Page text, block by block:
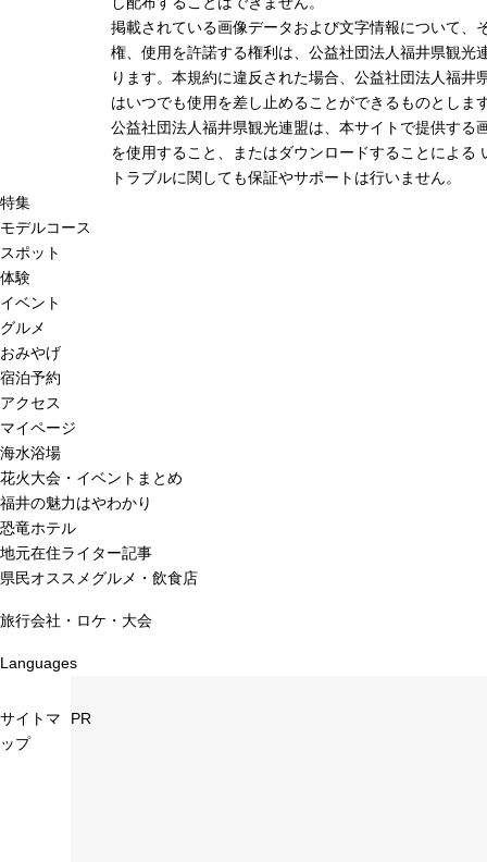
掲載されている画像データおよび文字情報について、
権、使用を許諾する権利は、公益社団法人福井県観光
ります。本規約に違反された場合、公益社団法人福井
はいつでも使用を差し止めることができるものとしま
公益社団法人福井県観光連盟は、本サイトで提供する
を使用すること、またはダウンロードすることによる
トラブルに関しても保証やサポートは行いません。
特集
モデルコース
スポット
体験
イベント
グルメ
おみやげ
宿泊予約
アクセス
マイページ
海水浴場
花火大会・イベントまとめ
福井の魅力はやわかり
恐竜ホテル
地元在住ライター記事
県民オススメグルメ・飲食店
旅行会社・ロケ・大会
Languages
サイトマ
ップ
PR